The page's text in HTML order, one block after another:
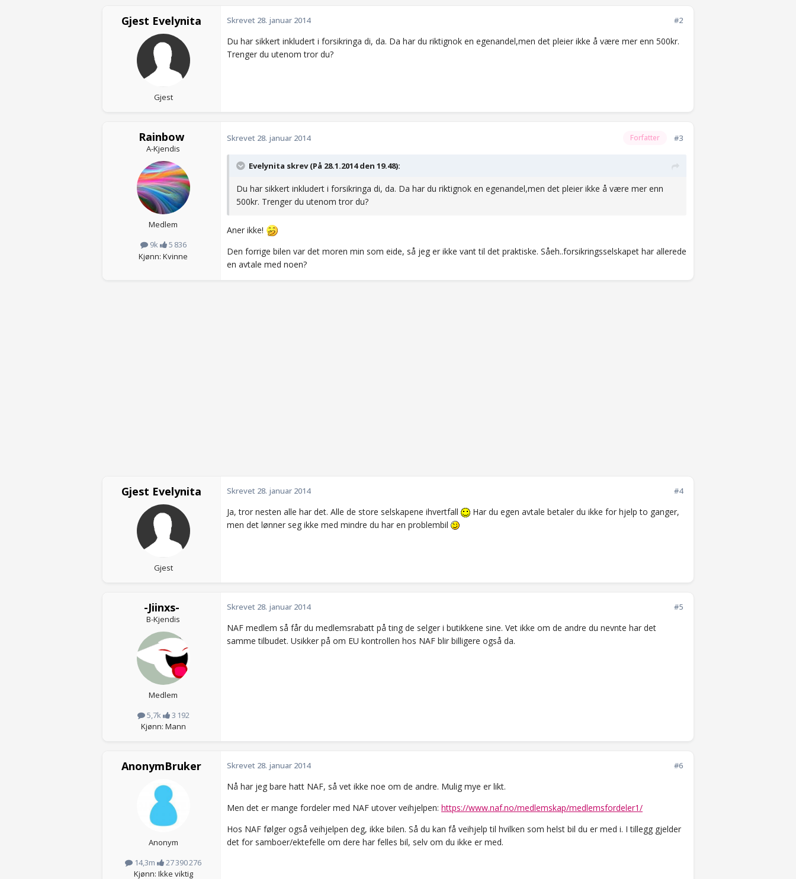
Gjest Evelynita
Gjest
#2
Skrevet 28. januar 2014
Du har sikkert inkludert i forsikringa di, da. Da har du riktignok en egenandel,men det pleier ikke å være mer enn 500kr.
Trenger du utenom tror du?
Rainbow
A-Kjendis
Medlem
9k
5 836
Kjønn: Kvinne
Forfatter #3
Skrevet 28. januar 2014
Evelynita skrev (På 28.1.2014 den 19.48):
Du har sikkert inkludert i forsikringa di, da. Da har du riktignok en egenandel,men det pleier ikke å være mer enn
500kr. Trenger du utenom tror du?
Aner ikke!
Den forrige bilen var det moren min som eide, så jeg er ikke vant til det praktiske. Såeh..forsikringsselskapet har allerede
en avtale med noen?
Gjest Evelynita
Gjest
#4
Skrevet 28. januar 2014
Ja, tror nesten alle har det. Alle de store selskapene ihvertfall
Har du egen avtale betaler du ikke for hjelp to ganger,
men det lønner seg ikke med mindre du har en problembil
-Jiinxs-
B-Kjendis
Medlem
5,7k
3 192
Kjønn: Mann
#5
Skrevet 28. januar 2014
NAF medlem så får du medlemsrabatt på ting de selger i butikkene sine. Vet ikke om de andre du nevnte har det
samme tilbudet. Usikker på om EU kontrollen hos NAF blir billigere også da.
AnonymBruker
Anonym
14,3m
27 390 276
Kjønn: Ikke viktig
#6
Skrevet 28. januar 2014
Nå har jeg bare hatt NAF, så vet ikke noe om de andre. Mulig mye er likt.
Men det er mange fordeler med NAF utover veihjelpen: https://www.naf.no/medlemskap/medlemsfordeler1/
Hos NAF følger også veihjelpen deg, ikke bilen. Så du kan få veihjelp til hvilken som helst bil du er med i. I tillegg gjelder
det for samboer/ektefelle om dere har felles bil, selv om du ikke er med.